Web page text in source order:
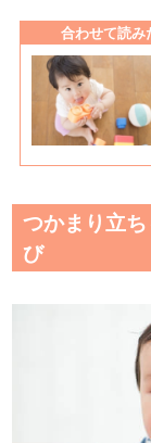
合わせて読み
つかまり立
び